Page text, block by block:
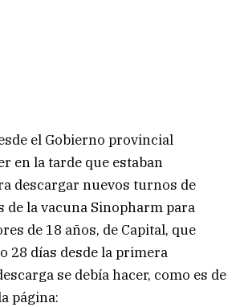
el Gobierno provincial
en la tarde que estaban
descargar nuevos turnos de
de la vacuna Sinopharm para
de 18 años, de Capital, que
28 días desde la primera
se debía hacer, como es de
página: